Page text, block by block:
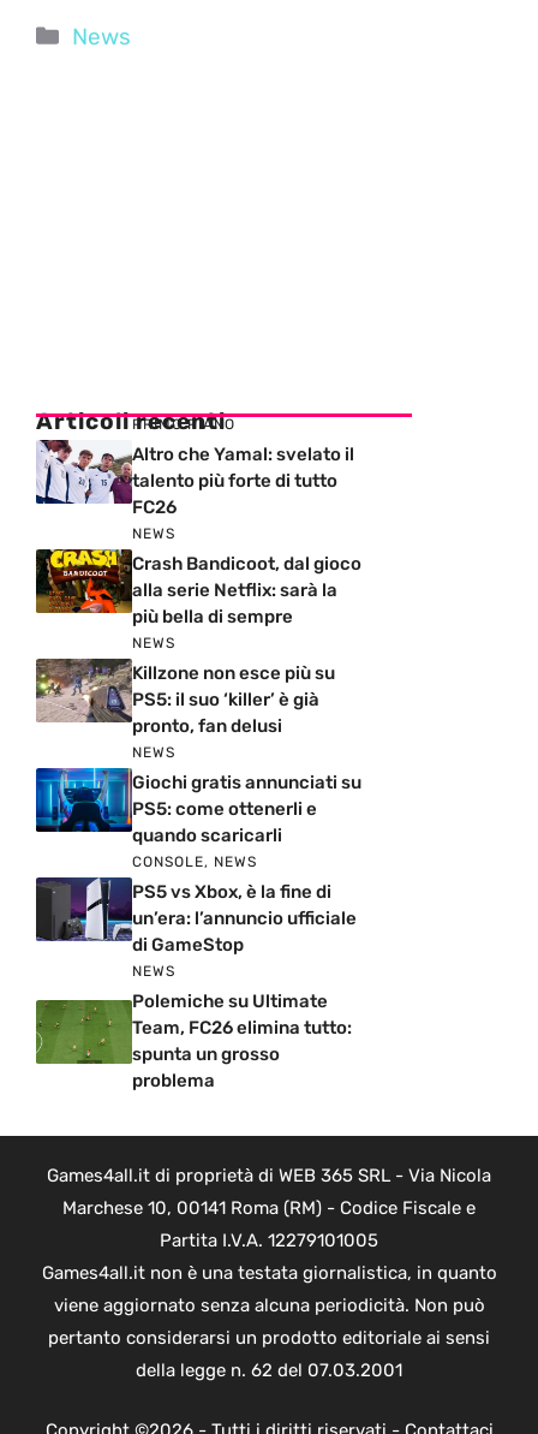
Categorie
News
Articoli recenti
PRIMO PIANO
Altro che Yamal: svelato il
talento più forte di tutto
FC26
NEWS
Crash Bandicoot, dal gioco
alla serie Netflix: sarà la
più bella di sempre
NEWS
Killzone non esce più su
PS5: il suo ‘killer’ è già
pronto, fan delusi
NEWS
Giochi gratis annunciati su
PS5: come ottenerli e
quando scaricarli
CONSOLE, NEWS
PS5 vs Xbox, è la fine di
un’era: l’annuncio ufficiale
di GameStop
NEWS
Polemiche su Ultimate
Team, FC26 elimina tutto:
spunta un grosso
problema
Games4all.it di proprietà di WEB 365 SRL - Via Nicola
Marchese 10, 00141 Roma (RM) - Codice Fiscale e
Partita I.V.A. 12279101005
Games4all.it non è una testata giornalistica, in quanto
viene aggiornato senza alcuna periodicità. Non può
pertanto considerarsi un prodotto editoriale ai sensi
della legge n. 62 del 07.03.2001